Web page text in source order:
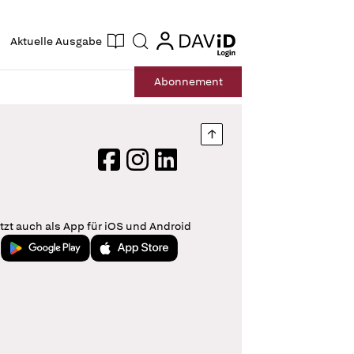
Aktuelle Ausgabe Suche login
login
Abonnement
Nach oben springen
FacebookInstagram
LinkedIn
auch als App für iOS und Android
Jetzt bei Google PlayLaden im App Store